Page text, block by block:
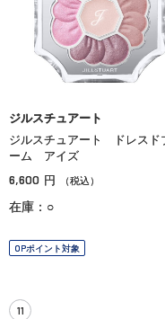
ジルスチュアート
ジルスチュアート ドレスド
ーム アイズ
6,600 円 （税込）
在庫：○
OPポイント対象
11